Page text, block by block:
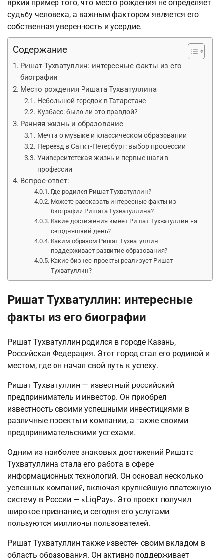
яркий пример того, что место рождения не определяет
судьбу человека, а важным фактором является его
собственная уверенность и усердие.
Содержание
Ришат Тухватуллин: интересные факты из его
биографии
Место рождения Ришата Тухватуллина
Небольшой городок в Татарстане
Кузбасс: было ли это правдой?
Ранняя жизнь и образование
Мечта о музыке и классическом образовании
Переезд в Санкт-Петербург: выбор профессии
Университетская жизнь и первые шаги в
профессии
Вопрос-ответ:
Где родился Ришат Тухватуллин?
Можете рассказать интересные факты из
биографии Ришата Тухватуллина?
Какие достижения имеет Ришат Тухватуллин на
сегодняшний день?
Каким образом Ришат Тухватуллин
поддерживает развитие образования?
Какие бизнес-проекты реализует Ришат
Тухватуллин?
Ришат Тухватуллин: интересные
факты из его биографии
Ришат Тухватуллин родился в городе Казань,
Российская Федерация. Этот город стал его родиной и
местом, где он начал свой путь к успеху.
Ришат Тухватуллин — известный российский
предприниматель и инвестор. Он приобрел
известность своими успешными инвестициями в
различные проекты и компании, а также своими
предпринимательскими успехами.
Одним из наиболее знаковых достижений Ришата
Тухватуллина стала его работа в сфере
информационных технологий. Он основал несколько
успешных компаний, включая крупнейшую платежную
систему в России — «LiqPay». Это проект получил
широкое признание, и сегодня его услугами
пользуются миллионы пользователей.
Ришат Тухватуллин также известен своим вкладом в
область образования. Он активно поддерживает